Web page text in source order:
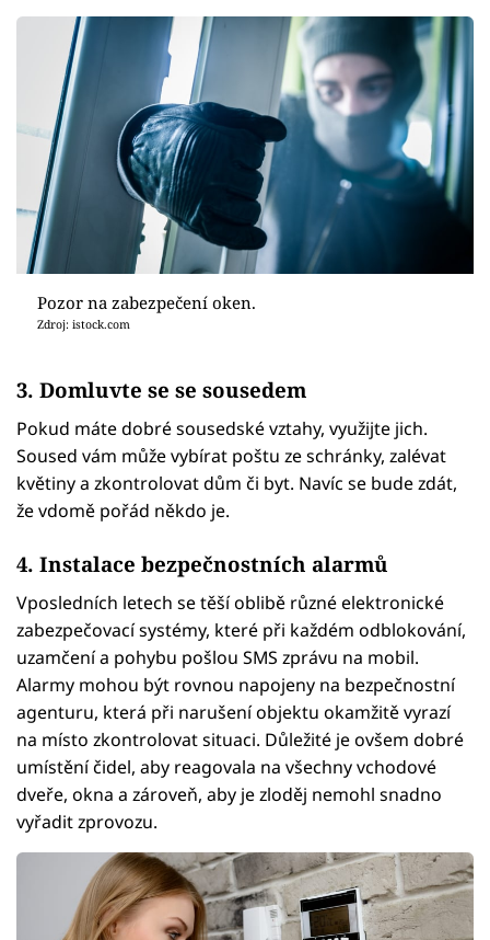
Pozor na zabezpečení oken.
Zdroj: istock.com
3. Domluvte se se sousedem
Pokud máte dobré sousedské vztahy, využijte jich.
Soused vám může vybírat poštu ze schránky, zalévat
květiny a zkontrolovat dům či byt. Navíc se bude zdát,
že vdomě pořád někdo je.
4. Instalace bezpečnostních alarmů
Vposledních letech se těší oblibě různé elektronické
zabezpečovací systémy, které při každém odblokování,
uzamčení a pohybu pošlou SMS zprávu na mobil.
Alarmy mohou být rovnou napojeny na bezpečnostní
agenturu, která při narušení objektu okamžitě vyrazí
na místo zkontrolovat situaci. Důležité je ovšem dobré
umístění čidel, aby reagovala na všechny vchodové
dveře, okna a zároveň, aby je zloděj nemohl snadno
vyřadit zprovozu.